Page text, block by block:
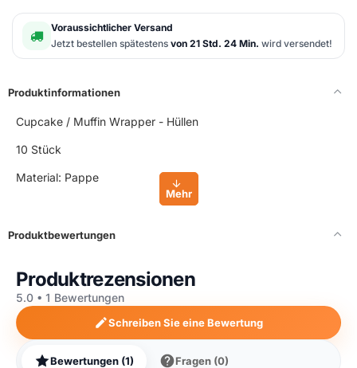
Voraussichtlicher Versand
Jetzt bestellen spätestens von 21 Std. 24 Min. wird versendet!
Produktinformationen
Cupcake / Muffin Wrapper - Hüllen
10 Stück
Material: Pappe
Produktbewertungen
Produktrezensionen
5.0 • 1 Bewertungen
Schreiben Sie eine Bewertung
Bewertungen (1) Fragen (0)